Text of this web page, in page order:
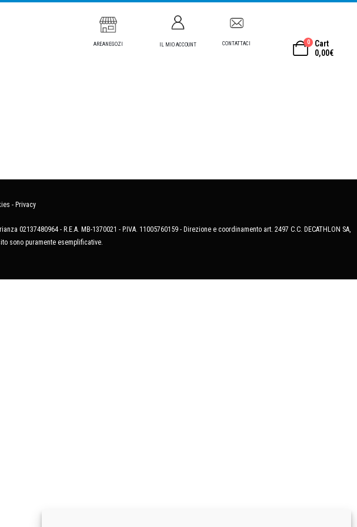
AREANEGOZI IL MIO ACCOUNT CONTATTACI 0
Cart
0,00€
- Privacy
02137480964 - R.E.A. MB-1370021 - P.IVA. 11005760159 - Direzione e coordinamento art. 2497 C.C. DECATHLON SA,
sono puramente esemplificative.